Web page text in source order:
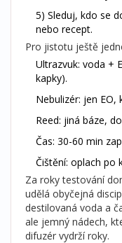
5) Sleduj, kdo se
nebo recept.
Pro jistotu ještě
Ultrazvuk: voda +
kapky).
Nebulizér: jen EO,
Reed: jiná báze,
Čas: 30-60 min
Čištění: oplach po
Za roky testování
udělá obyčejná
destilovaná voda a
ale jemný nádech,
difuzér vydrží roky.